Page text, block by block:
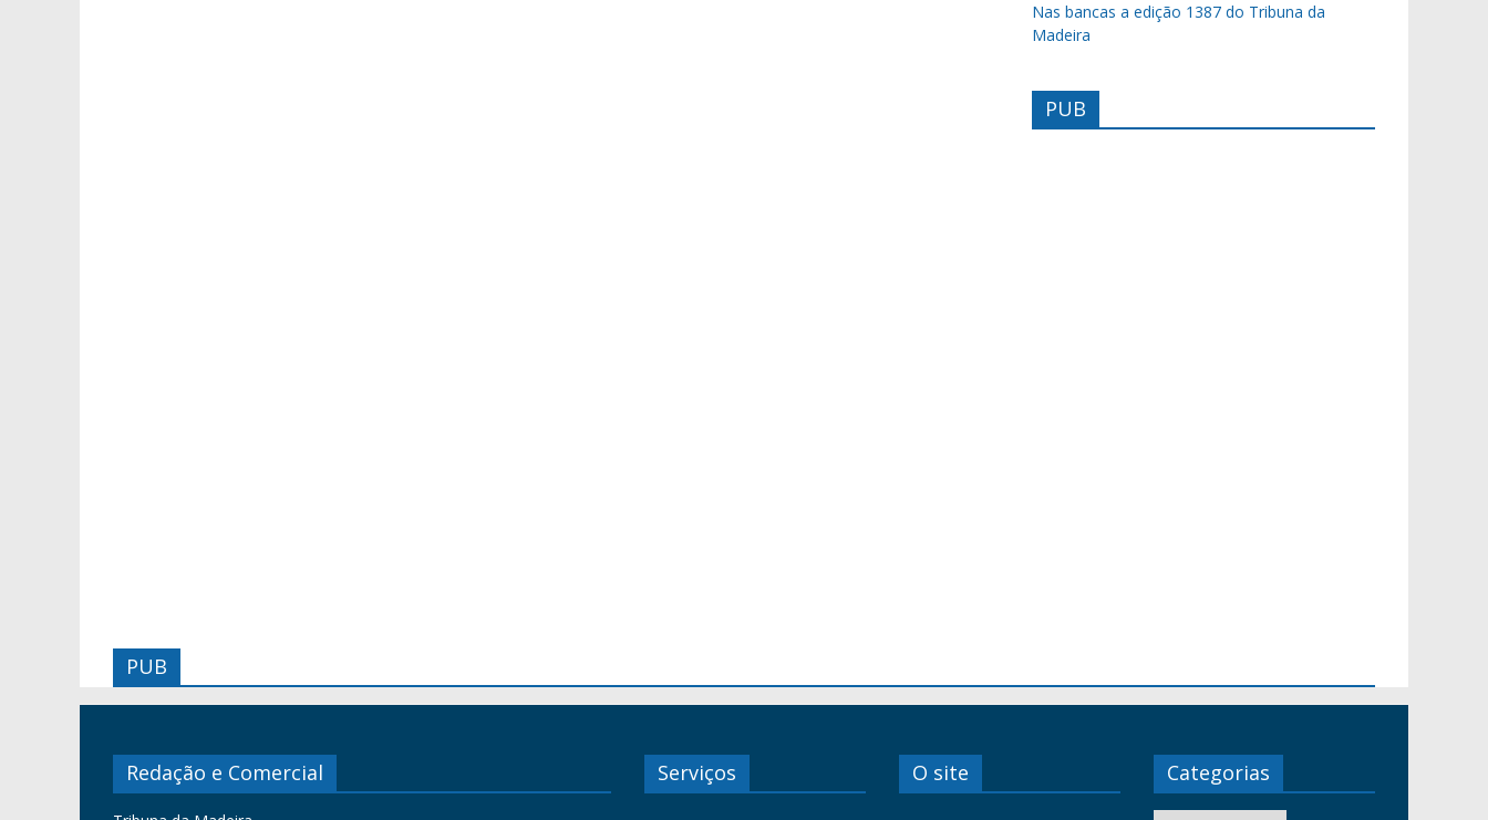
Nas bancas a edição 1387 do Tribuna da
Madeira
PUB
PUB
Redação e Comercial Serviços O site Categorias